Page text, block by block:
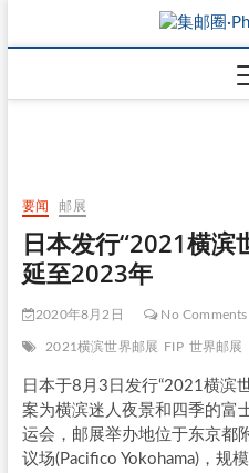
要闻 邮展
日本发行“2021横滨
延至2023年
2020年8月2日 No Comments
2021横滨世界邮展 FIP 世界邮展
日本于8月3日发行“2021横滨
案为横滨迷人夜景和四季的富
运会，邮展举办地位于东京都
议场(Pacifico Yokohama)，规